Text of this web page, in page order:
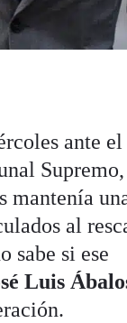
ante el
Supremo,
mantenía
al
sabe si ese
Luis